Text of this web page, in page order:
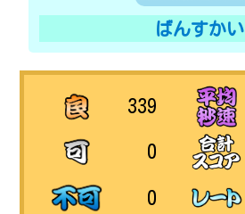
ばんすかい
339
0
0